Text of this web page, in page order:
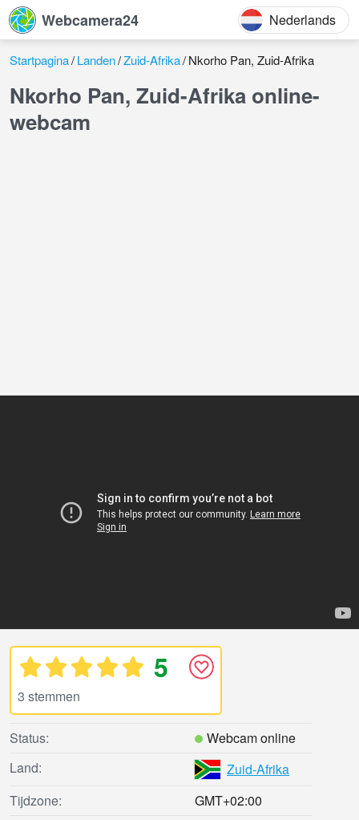
Webcamera24 Nederlands
Startpagina Landen Zuid-Afrika Nkorho Pan, Zuid-Afrika
Nkorho Pan, Zuid-Afrika online-
webcam
5
3 stemmen
Status:
Webcam online
Land:
Zuid-Afrika
Tijdzone:
GMT+02:00